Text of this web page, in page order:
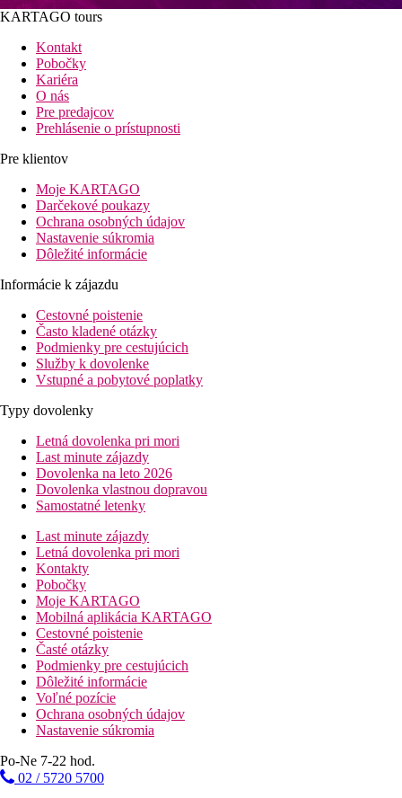
KARTAGO tours
Kontakt
Pobočky
Kariéra
O nás
Pre predajcov
Prehlásenie o prístupnosti
Pre klientov
Moje KARTAGO
Darčekové poukazy
Ochrana osobných údajov
Nastavenie súkromia
Dôležité informácie
Informácie k zájazdu
Cestovné poistenie
Často kladené otázky
Podmienky pre cestujúcich
Služby k dovolenke
Vstupné a pobytové poplatky
Typy dovolenky
Letná dovolenka pri mori
Last minute zájazdy
Dovolenka na leto 2026
Dovolenka vlastnou dopravou
Samostatné letenky
Last minute zájazdy
Letná dovolenka pri mori
Kontakty
Pobočky
Moje KARTAGO
Mobilná aplikácia KARTAGO
Cestovné poistenie
Časté otázky
Podmienky pre cestujúcich
Dôležité informácie
Voľné pozície
Ochrana osobných údajov
Nastavenie súkromia
Po-Ne 7-22 hod.
02 / 5720 5700